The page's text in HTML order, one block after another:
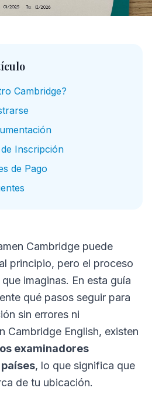
Cambridge?
Inscripción
de Pago
Cambridge puede
principio, pero el proceso
imaginas. En esta guía
qué pasos seguir para
sin errores ni
Cambridge English, existen
examinadores
, lo que significa que
de tu ubicación.